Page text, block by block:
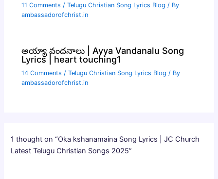
11 Comments /Telugu Christian Song Lyrics Blog / By
ambassadorofchrist.in
అయ్యా వందనాలు | Ayya Vandanalu Song
Lyrics | heart touching1
14 Comments /Telugu Christian Song Lyrics Blog / By
ambassadorofchrist.in
1 thought on “Oka kshanamaina Song Lyrics | JC Church
Latest Telugu Christian Songs 2025”